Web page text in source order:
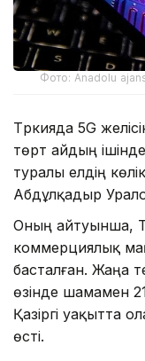
Фото: Anadolu
Түркияда 5G
төрт айдың
туралы елдің
Абдұлқадыр
Оның айтуынша,
коммерциялық
басталған. Жаңа
өзінде шамамен
Қазіргі уақытта
өсті.